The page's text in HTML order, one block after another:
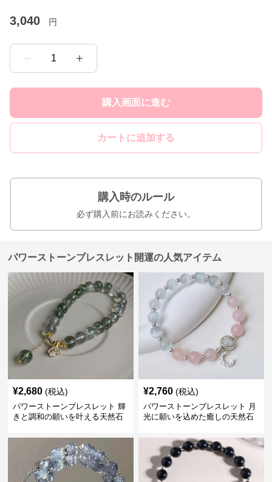
3,040 円
1
購入画面に進む
カートに追加する
購入時のルール
必ず購入前にお読みください。
パワーストーンブレスレット開運の人気アイテム
¥2,680 (税込)
パワーストーンブレスレット 輝
きと調和の願いを叶える天然石
¥2,760 (税込)
パワーストーンブレスレット 月
光に願いを込めた癒しの天然石